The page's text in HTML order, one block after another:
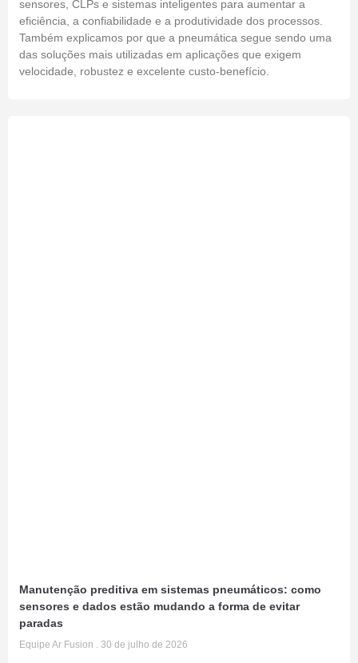
sensores, CLPs e sistemas inteligentes para aumentar a
eficiência, a confiabilidade e a produtividade dos processos.
Também explicamos por que a pneumática segue sendo uma
das soluções mais utilizadas em aplicações que exigem
velocidade, robustez e excelente custo-benefício.
Manutenção preditiva em sistemas pneumáticos: como
sensores e dados estão mudando a forma de evitar
paradas
Equipe Ar Fusion 30 de julho de 2026